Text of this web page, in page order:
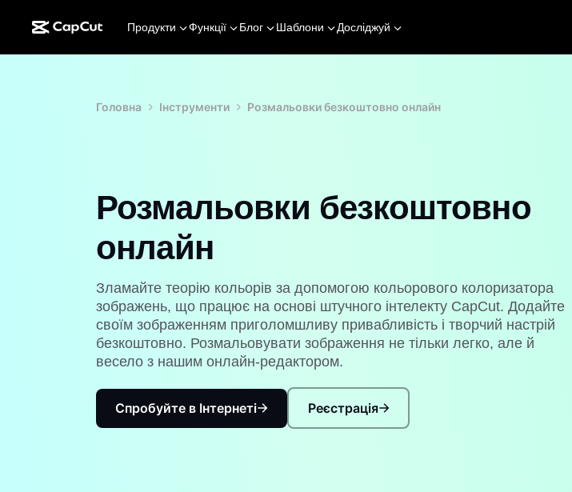
Продукти Функції Блог Шаблони Досліджуй
Головна Інструменти Розмальовки безкоштовно онлайн
Розмальовки безкоштовно
онлайн
Зламайте теорію кольорів за допомогою кольорового колоризатора
зображень, що працює на основі штучного інтелекту CapCut. Додайте
своїм зображенням приголомшливу привабливість і творчий настрій
безкоштовно. Розмальовувати зображення не тільки легко, але й
весело з нашим онлайн-редактором.
Спробуйте в Інтернеті Реєстрація